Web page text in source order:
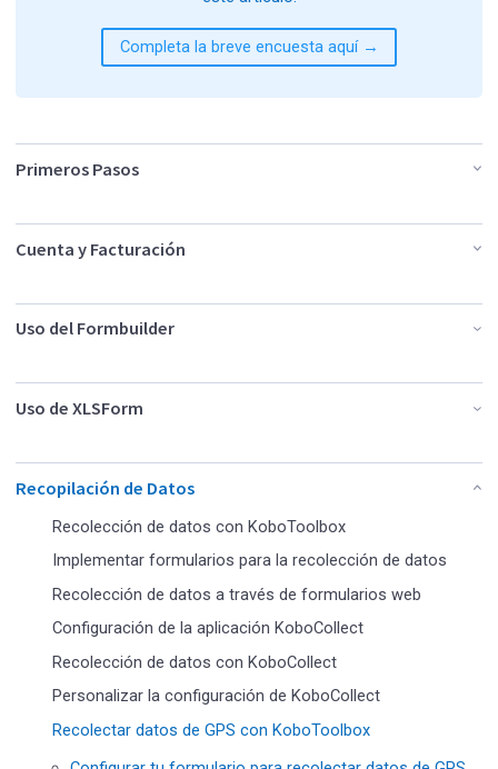
Completa la breve encuesta aquí →
Primeros Pasos
Cuenta y Facturación
Uso del Formbuilder
Uso de XLSForm
Recopilación de Datos
Recolección de datos con KoboToolbox
Implementar formularios para la recolección de datos
Recolección de datos a través de formularios web
Configuración de la aplicación KoboCollect
Recolección de datos con KoboCollect
Personalizar la configuración de KoboCollect
Recolectar datos de GPS con KoboToolbox